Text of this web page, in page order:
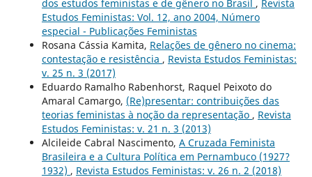
dos estudos feministas e de gênero no Brasil , Revista
Estudos Feministas: Vol. 12, ano 2004, Número
especial - Publicações Feministas
Rosana Cássia Kamita, Relações de gênero no cinema:
contestação e resistência , Revista Estudos Feministas:
v. 25 n. 3 (2017)
Eduardo Ramalho Rabenhorst, Raquel Peixoto do
Amaral Camargo, (Re)presentar: contribuições das
teorias feministas à noção da representação , Revista
Estudos Feministas: v. 21 n. 3 (2013)
Alcileide Cabral Nascimento, A Cruzada Feminista
Brasileira e a Cultura Política em Pernambuco (1927?
1932) , Revista Estudos Feministas: v. 26 n. 2 (2018)